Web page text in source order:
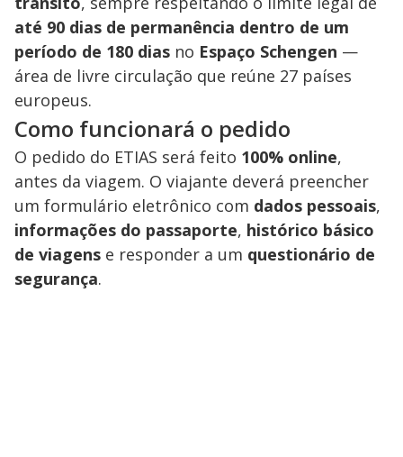
até 90 dias de permanência dentro de um
período de 180 dias no Espaço Schengen —
área de livre circulação que reúne 27 países
europeus.
Como funcionará o pedido
O pedido do ETIAS será feito 100% online,
antes da viagem. O viajante deverá preencher
um formulário eletrônico com dados pessoais,
informações do passaporte, histórico básico
de viagens e responder a um questionário de
segurança.